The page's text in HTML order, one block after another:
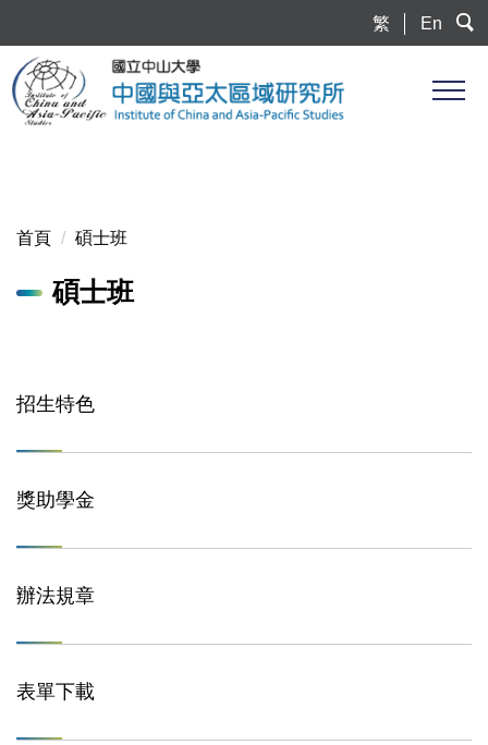
到
主
要
內
繁 En
首頁 碩士班
碩士班
招生特色
獎助學金
辦法規章
表單下載